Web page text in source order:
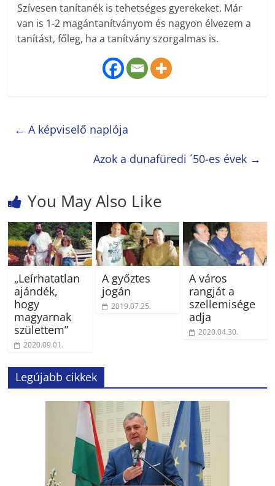
Szívesen tanítanék is tehetséges gyerekeket. Már
van is 1-2 magántanítványom és nagyon élvezem a
tanítást, főleg, ha a tanítvány szorgalmas is.
← A képviselő naplója
Azok a dunafüredi ´50-es évek →
You May Also Like
„Leírhatatlan
ajándék,
hogy
magyarnak
születtem”
2020.09.01.
A győztes
jogán
2019.07.25.
A város
rangját a
szellemisége
adja
2020.04.30.
Legújabb cikkek